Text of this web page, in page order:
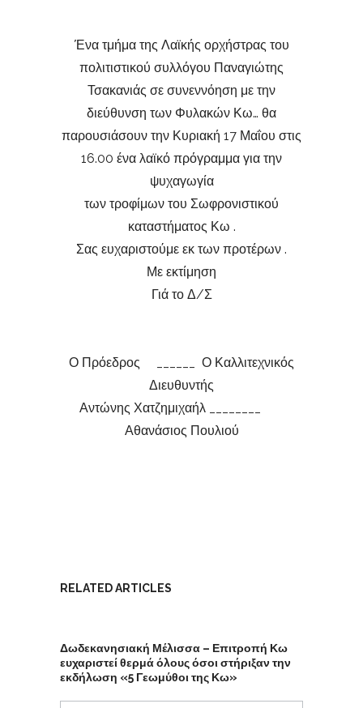
Ένα τμήμα της Λαϊκής ορχήστρας του
πολιτιστικού συλλόγου Παναγιώτης
Τσακανιάς σε συνεννόηση με την
διεύθυνση των Φυλακών Κω… θα
παρουσιάσουν την Κυριακή 17 Μαΐου στις
16.00 ένα λαϊκό πρόγραμμα για την
ψυχαγωγία
των τροφίμων του Σωφρονιστικού
καταστήματος Κω .
Σας ευχαριστούμε εκ των προτέρων .
Με εκτίμηση
Γιά το Δ/Σ
Ο Πρόεδρος ______ Ο Καλλιτεχνικός
Διευθυντής
Αντώνης Χατζημιχαήλ ________
Αθανάσιος Πουλιού
RELATED ARTICLES
Δωδεκανησιακή Μέλισσα – Επιτροπή Κω
ευχαριστεί θερμά όλους όσοι στήριξαν την
εκδήλωση «5 Γεωμύθοι της Κω»